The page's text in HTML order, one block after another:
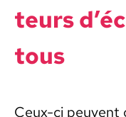
teurs
tous
Ceux-ci peu­vent